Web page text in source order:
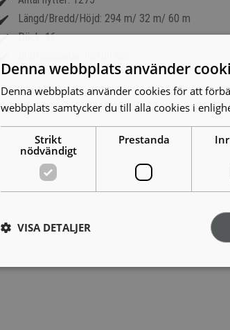
Längd/Bredd/Höjd: 294 m/ 32 m/ 60 m
Däck: 16
Denna webbplats använder
Denna webbplats använder cookies för att
webbplats samtycker du till alla cookies i
Strikt
nödvändigt
Prestanda
VISA DETALJER